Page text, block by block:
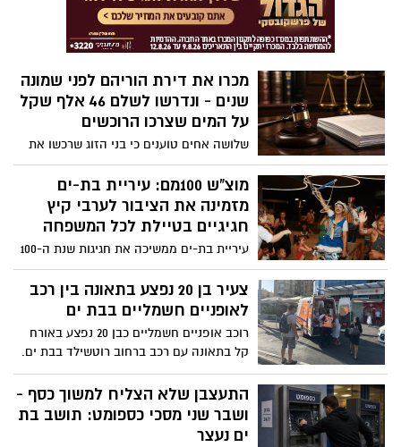
נוספים נמשך ללא הפסקה
מכרו את דירת הוריהם לפני שמונה
שנים - ונדרשו לשלם 46 אלף שקל
על המים שצרכו הרוכשים
שלושה אחים טוענים כי בני הזוג שרכשו את
הדירה בבת ים צברו את החוב, אך חשבון
המים נותר רשום על שמם • תאגיד מי בת ים
פתח נגדם בהליכי גבייה ועיקל חשבונות,
כרטיסי אשראי וקרנות • התאגיד: “בית
מוצ"ש 100מם: עיריית בת-ים
מזמינה את הציבור לערבי קיץ
חגיגיים בטיילת לכל המשפחה
עיריית בת-ים ממשיכה את חגיגות שנת ה-100
לעיר ומזמינה תושבים ומשפחות ליהנות מ-
'מוצ"ש 100מם' בשצ"פ נורדאו. האירועים
ויהפכו את הטיילת למתחם בילוי צבעוני, מואר
ושוקק חיים, עם שלל אטרקציות לכל
צעיר בן 20 נפצע בתאונה בין רכב
לאופניים חשמליים בבת ים
רוכב אופניים חשמליים כבן 20 נפצע באורח
קל בתאונה עם רכב ברחוב רוטשילד בבת ים.
צוותי איחוד הצלה העניקו לו טיפול רפואי
ראשוני בזירה, ולאחר מכן הוא פונה
באמבולנס לבית החולים וולפסון להמשך
התעצבן שלא הצליח למשוך כסף -
ושבר שני מסכי כספומט: תושב בת
ים נעצר